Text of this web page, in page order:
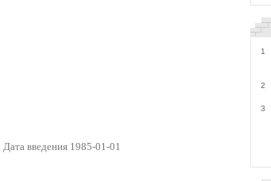
Дата введения 1985-01-01
1
2
3